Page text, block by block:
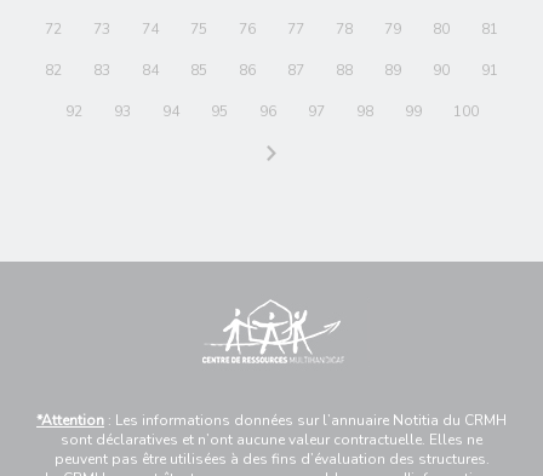
72 73 74 75 76 77 78 79 80 81
82 83 84 85 86 87 88 89 90 91
92 93 94 95 96 97 98 99 100
*Attention : Les informations données sur l’annuaire Notitia du CRMH
sont déclaratives et n’ont aucune valeur contractuelle. Elles ne
peuvent pas être utilisées à des fins d’évaluation des structures.